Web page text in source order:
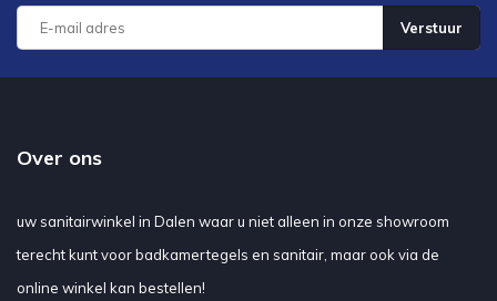
Verstuur
Over ons
uw sanitairwinkel in Dalen waar u niet alleen in onze showroom
terecht kunt voor badkamertegels en sanitair, maar ook via de
online winkel kan bestellen!